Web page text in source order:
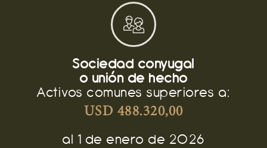
Sociedad conyugal
o unión de hecho
Activos comunes superiores a:
USD 488.320,00
al 1 de enero de 2026